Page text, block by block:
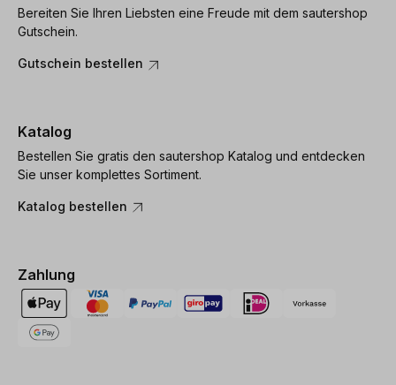
Bereiten Sie Ihren Liebsten eine Freude mit dem sautershop
Gutschein.
Gutschein bestellen
Katalog
Bestellen Sie gratis den sautershop Katalog und entdecken
Sie unser komplettes Sortiment.
Katalog bestellen
Zahlung